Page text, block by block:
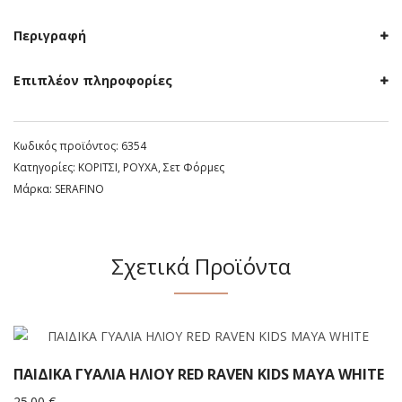
Περιγραφή
Επιπλέον πληροφορίες
Κωδικός προϊόντος: 6354
Κατηγορίες: ΚΟΡΙΤΣΙ, ΡΟΥΧΑ, Σετ Φόρμες
Μάρκα: SERAFINO
Σχετικά Προϊόντα
ΠΑΙΔΙΚΑ ΓΥΑΛΙΑ ΗΛΙΟΥ RED RAVEN KIDS MAYA WHITE